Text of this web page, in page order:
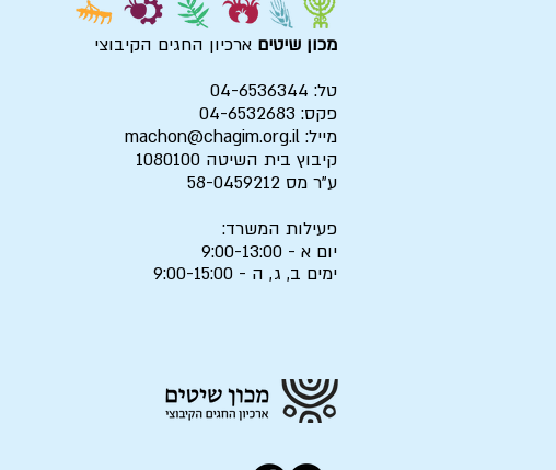
מכון שיטים ארכיון החגים הקיבוצי
טל: 04-6536344
פקס: 04-6532683
מייל: machon@chagim.org.il
קיבוץ בית השיטה 1080100
ע"ר מס 58-0459212
פעילות המשרד:
יום א - 9:00-13:00
ימים ב, ג, ה - 9:00-15:00